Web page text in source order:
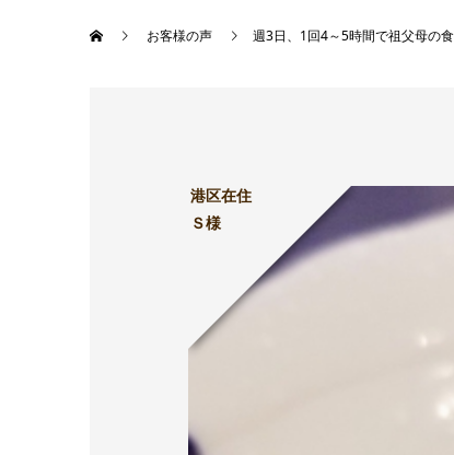
お客様の声 週3日、1回4～5時間で祖父母の
港区在住
Ｓ様